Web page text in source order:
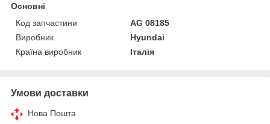
Основні
Код запчастини
AG 08185
Виробник
Hyundai
Країна виробник
Італія
Умови доставки
Нова Пошта